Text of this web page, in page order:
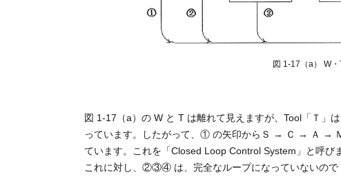
図 1-17（a） W
図 1-17（a）の W と T は離れて見えますが、Tool「Ｔ」
っています。したがって、① の矢印からＳ → Ｃ → Ａ →
ています。これを「Closed Loop Control System」と呼び
これに対し、②③④ は、完全なループになっていないので